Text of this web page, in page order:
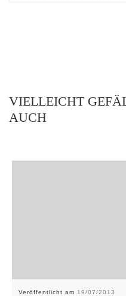
VIELLEICHT
AUCH
Veröffentlicht am 19/07/2013